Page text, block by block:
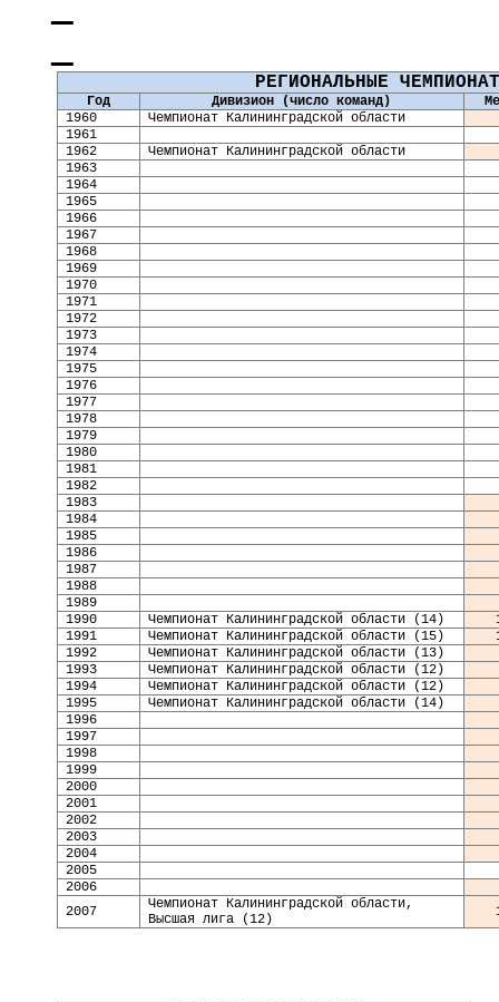
РЕГИОНАЛЬНЫЕ
Год Дивизион (число команд)
1960
Чемпионат Калининградской области
1961
1962
Чемпионат Калининградской области
1963
1964
1965
1966
1967
1968
1969
1970
1971
1972
1973
1974
1975
1976
1977
1978
1979
1980
1981
1982
1983
1984
1985
1986
1987
1988
1989
1990 Чемпионат Калининградской области (14)
1991 Чемпионат Калининградской области (15)
1992
Чемпионат Калининградской области (13)
1993
Чемпионат Калининградской области (12)
1994
Чемпионат Калининградской области (12)
1995
Чемпионат Калининградской области (14)
1996
1997
1998
1999
2000
2001
2002
2003
2004
2005
2006
2007
Чемпионат Калининградской области,
Высшая лига (12)